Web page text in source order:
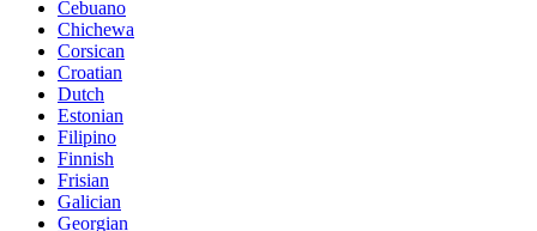
Cebuano
Chichewa
Corsican
Croatian
Dutch
Estonian
Filipino
Finnish
Frisian
Galician
Georgian